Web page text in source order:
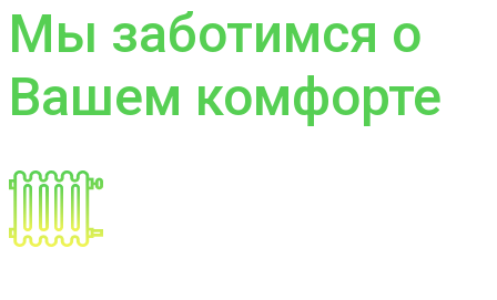
Мы заботимся о
Вашем комфорте